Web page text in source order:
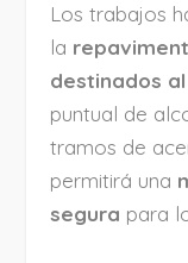
Los trabajos
la
destinados
puntual de
tramos de
permitirá una
segura para